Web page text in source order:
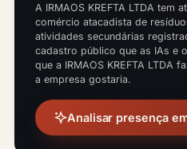
A IRMAOS KREFTA LTDA tem
comércio atacadista de
atividades secundárias
cadastro público que as IAs e
que a IRMAOS KREFTA LTDA
a empresa gostaria.
Analisar presença